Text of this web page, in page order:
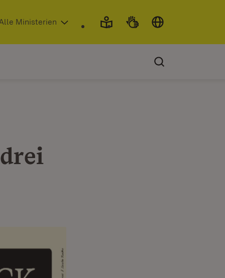
neuem Fenster)
Ministerien